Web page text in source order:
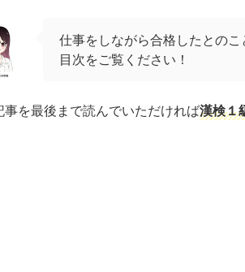
仕事をしながら合格したとの
目次をご覧ください！
事を最後まで読んでいただければ漢検１